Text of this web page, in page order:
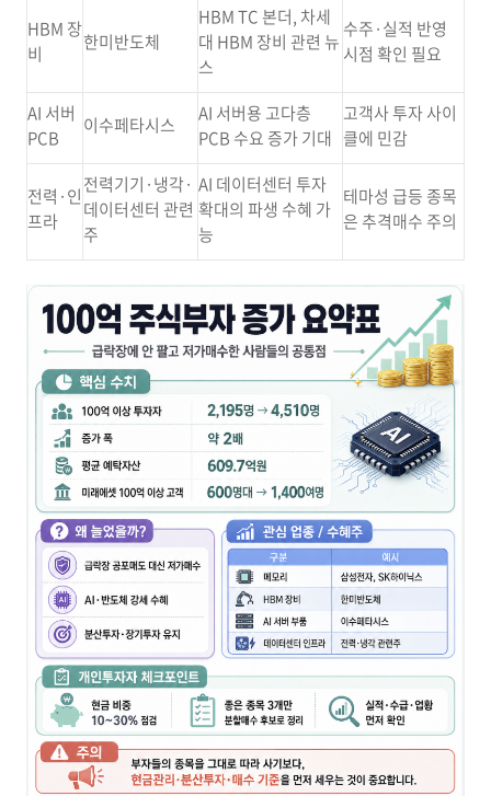
HBM 장
비
한미반도체
HBM TC 본더, 차세
대 HBM 장비 관련 뉴
스
수주·실적 반영
시점 확인 필요
AI 서버
PCB
이수페타시스
AI 서버용 고다층
PCB 수요 증가 기대
고객사 투자 사이
클에 민감
전력·인
프라
전력기기·냉각·
데이터센터 관련
주
AI 데이터센터 투자
확대의 파생 수혜 가
능
테마성 급등 종목
은 추격매수 주의